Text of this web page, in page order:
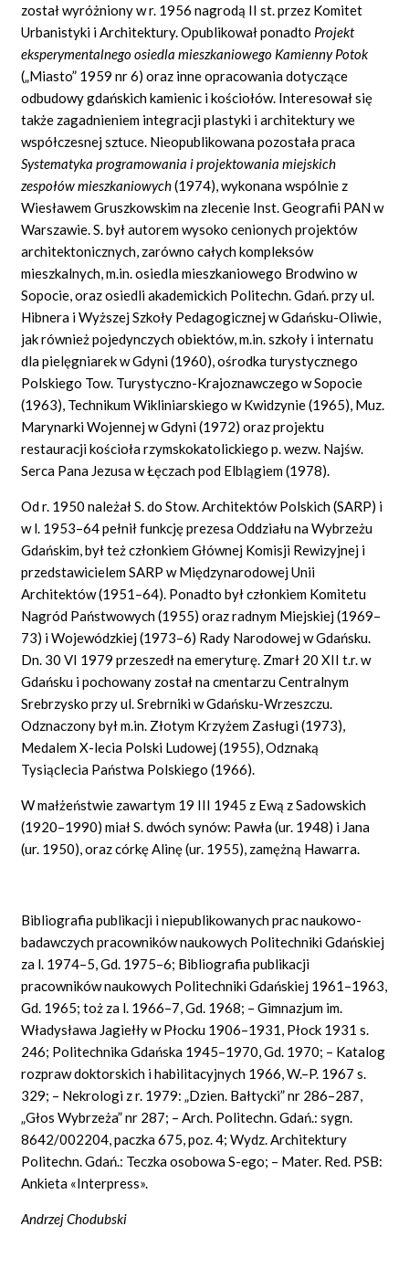
został wyróżniony w r. 1956 nagrodą II st. przez Komitet
Urbanistyki i Architektury. Opublikował ponadto Projekt
eksperymentalnego osiedla mieszkaniowego Kamienny Potok
(„Miasto” 1959 nr 6) oraz inne opracowania dotyczące
odbudowy gdańskich kamienic i kościołów. Interesował się
także zagadnieniem integracji plastyki i architektury we
współczesnej sztuce. Nieopublikowana pozostała praca
Systematyka programowania i projektowania miejskich
zespołów mieszkaniowych(1974), wykonana wspólnie z
Wiesławem Gruszkowskim na zlecenie Inst. Geografii PAN w
Warszawie. S. był autorem wysoko cenionych projektów
architektonicznych, zarówno całych kompleksów
mieszkalnych, m.in. osiedla mieszkaniowego Brodwino w
Sopocie, oraz osiedli akademickich Politechn. Gdań. przy ul.
Hibnera i Wyższej Szkoły Pedagogicznej w Gdańsku-Oliwie,
jak również pojedynczych obiektów, m.in. szkoły i internatu
dla pielęgniarek w Gdyni (1960), ośrodka turystycznego
Polskiego Tow. Turystyczno-Krajoznawczego w Sopocie
(1963), Technikum Wikliniarskiego w Kwidzynie (1965), Muz.
Marynarki Wojennej w Gdyni (1972) oraz projektu
restauracji kościoła rzymskokatolickiego p. wezw. Najśw.
Serca Pana Jezusa w Łęczach pod Elblągiem (1978).
Od r. 1950 należał S. do Stow. Architektów Polskich (SARP) i
w l. 1953–64 pełnił funkcję prezesa Oddziału na Wybrzeżu
Gdańskim, był też członkiem Głównej Komisji Rewizyjnej i
przedstawicielem SARP w Międzynarodowej Unii
Architektów (1951–64). Ponadto był członkiem Komitetu
Nagród Państwowych (1955) oraz radnym Miejskiej (1969–
73) i Wojewódzkiej (1973–6) Rady Narodowej w Gdańsku.
Dn. 30 VI 1979 przeszedł na emeryturę. Zmarł 20 XII t.r. w
Gdańsku i pochowany został na cmentarzu Centralnym
Srebrzysko przy ul. Srebrniki w Gdańsku-Wrzeszczu.
Odznaczony był m.in. Złotym Krzyżem Zasługi (1973),
Medalem X-lecia Polski Ludowej (1955), Odznaką
Tysiąclecia Państwa Polskiego (1966).
W małżeństwie zawartym 19 III 1945 z Ewą z Sadowskich
(1920–1990) miał S. dwóch synów: Pawła (ur. 1948) i Jana
(ur. 1950), oraz córkę Alinę (ur. 1955), zamężną Hawarra.
Bibliografia publikacji i niepublikowanych prac naukowo-
badawczych pracowników naukowych Politechniki Gdańskiej
za l. 1974–5, Gd. 1975–6; Bibliografia publikacji
pracowników naukowych Politechniki Gdańskiej 1961–1963,
Gd. 1965; toż za l. 1966–7, Gd. 1968; – Gimnazjum im.
Władysława Jagiełły w Płocku 1906–1931, Płock 1931 s.
246; Politechnika Gdańska 1945–1970, Gd. 1970; – Katalog
rozpraw doktorskich i habilitacyjnych 1966, W.–P. 1967 s.
329; – Nekrologi z r. 1979: „Dzien. Bałtycki” nr 286–287,
„Głos Wybrzeża” nr 287; – Arch. Politechn. Gdań.: sygn.
8642/002204, paczka 675, poz. 4; Wydz. Architektury
Politechn. Gdań.: Teczka osobowa S-ego; – Mater. Red. PSB:
Ankieta «Interpress».
Andrzej Chodubski